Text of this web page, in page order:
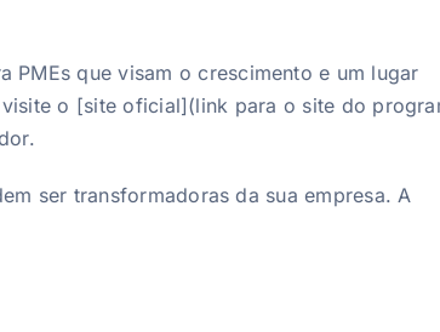
PMEs que visam o crescimento e um lugar
o [site oficial](link para o site do
ser transformadoras da sua empresa. A